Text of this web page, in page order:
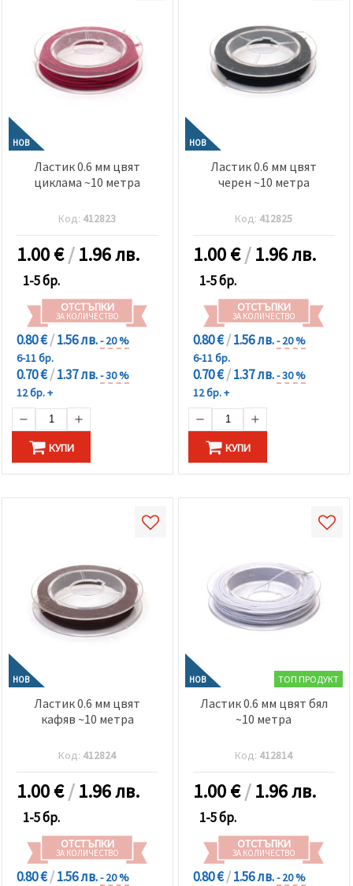
НОВ
Ластик 0.6 мм цвят
циклама ~10 метра
Код: 412823
1.00€/1.96 лв.
1-5 бр.
ОТСТЪПКИ
ЗА КОЛИЧЕСТВО
0.80 €/1.56 лв.- 20 %
6-11 бр.
0.70 €/1.37 лв.- 30 %
12 бр. +
КУПИ
НОВ
Ластик 0.6 мм цвят
черен ~10 метра
Код: 412825
1.00€/1.96 лв.
1-5 бр.
ОТСТЪПКИ
ЗА КОЛИЧЕСТВО
0.80 €/1.56 лв.- 20 %
6-11 бр.
0.70 €/1.37 лв.- 30 %
12 бр. +
КУПИ
НОВ
Ластик 0.6 мм цвят
кафяв ~10 метра
Код: 412824
1.00€/1.96 лв.
1-5 бр.
ОТСТЪПКИ
ЗА КОЛИЧЕСТВО
0.80 €/1.56 лв.- 20 %
НОВ ТОП ПРОДУКТ
Ластик 0.6 мм цвят бял
~10 метра
Код: 412814
1.00€/1.96 лв.
1-5 бр.
ОТСТЪПКИ
ЗА КОЛИЧЕСТВО
0.80 €/1.56 лв.- 20 %